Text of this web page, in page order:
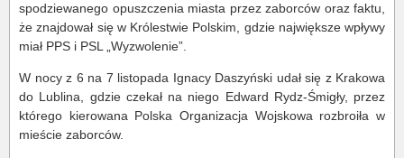
spodziewanego opuszczenia miasta przez zaborców oraz faktu,
że znajdował się w Królestwie Polskim, gdzie największe wpływy
miał PPS i PSL „Wyzwolenie”.
W nocy z 6 na 7 listopada Ignacy Daszyński udał się z Krakowa
do Lublina, gdzie czekał na niego Edward Rydz-Śmigły, przez
którego kierowana Polska Organizacja Wojskowa rozbroiła w
mieście zaborców.